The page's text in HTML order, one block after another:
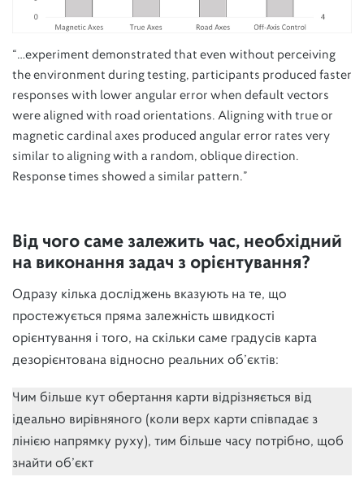
“…experiment demonstrated that even without perceiving
the environment during testing, participants produced faster
responses with lower angular error when default vectors
were aligned with road orientations. Aligning with true or
magnetic cardinal axes produced angular error rates very
similar to aligning with a random, oblique direction.
Response times showed a similar pattern.”
Від чого саме залежить час, необхідний
на виконання задач з орієнтування?
Одразу кілька досліджень вказують на те, що
простежується пряма залежність швидкості
орієнтування і того, на скільки саме градусів карта
дезорієнтована відносно реальних об’єктів:
Чим більше кут обертання карти відрізняється від
ідеально вирівняного (коли верх карти співпадає з
лінією напрямку руху), тим більше часу потрібно, щоб
знайти об’єкт